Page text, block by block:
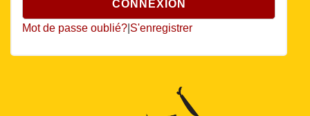
Mot de passe oublié? S'enregistrer